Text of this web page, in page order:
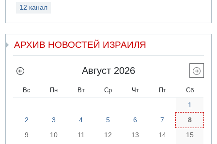
12 канал
АРХИВ НОВОСТЕЙ ИЗРАИЛЯ
Август 2026
Вс Пн Вт Ср Чт Пт Сб
1
2
3 4 5 6 7
8
9
10 11 12 13 14
15